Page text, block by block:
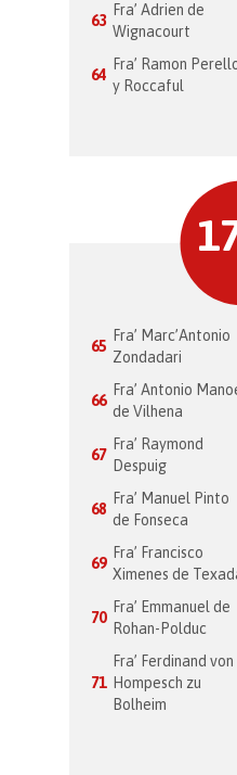
63
Fra’ Adrien de
Wignacourt
64
Fra’ Ramon
y Roccaful
65
Fra’ Marc’Antonio
Zondadari
66
Fra’ Antonio
de Vilhena
67
Fra’ Raymond
Despuig
68
Fra’ Manuel Pinto
de Fonseca
69
Fra’ Francisco
Ximenes de
70
Fra’ Emmanuel de
Rohan-Polduc
71
Fra’ Ferdinand von
Hompesch zu
Bolheim